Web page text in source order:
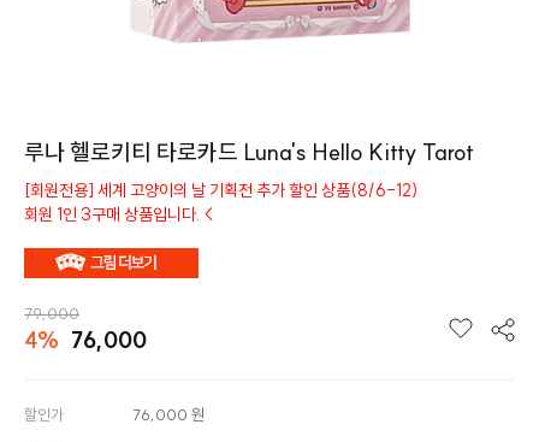
루나 헬로키티 타로카드 Luna's Hello Kitty Tarot
[회원전용] 세계 고양이의 날 기획전 추가 할인 상품(8/6-12)
회원 1인 3구매 상품입니다. <
79,000
4% 76,000
할인가 76,000 원